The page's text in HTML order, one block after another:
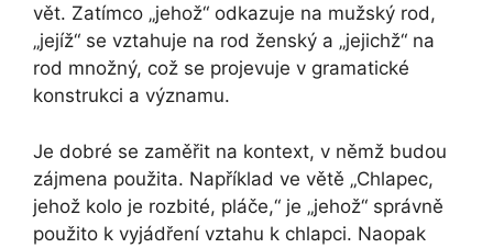
vět. Zatímco „jehož“ odkazuje na mužský rod,
„jejíž“ se vztahuje na rod ženský a „jejichž“ na
rod množný, což se projevuje v gramatické
konstrukci a významu.
Je dobré se zaměřit na kontext, v němž budou
zájmena použita. Například ve větě „Chlapec,
jehož kolo je rozbité, pláče,“ je „jehož“ správně
použito k vyjádření vztahu k chlapci. Naopak